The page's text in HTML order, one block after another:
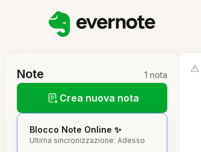
Note 1 nota
Crea nuova nota
Blocco Note Online ✨
Ultima sincronizzazione: Adesso